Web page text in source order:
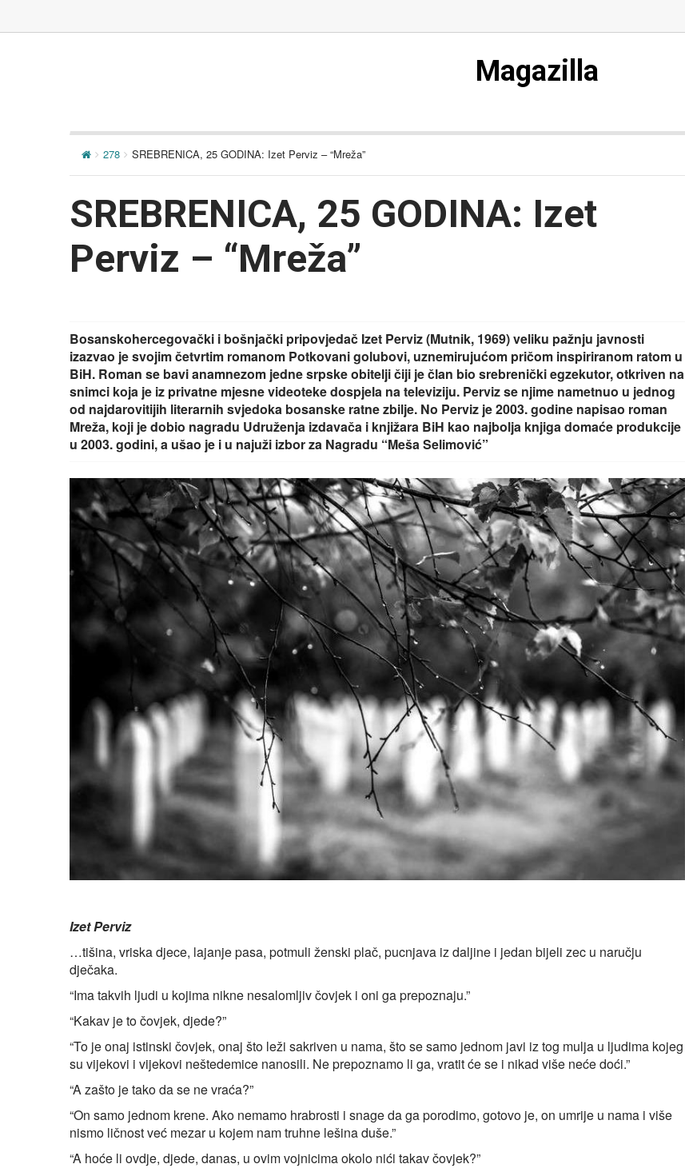
Magazilla
278 SREBRENICA, 25 GODINA: Izet Perviz – “Mreža”
SREBRENICA, 25 GODINA: Izet
Perviz – “Mreža”
Bosanskohercegovački i bošnjački pripovjedač Izet Perviz (Mutnik, 1969) veliku pažnju javnosti
izazvao je svojim četvrtim romanom Potkovani golubovi, uznemirujućom pričom inspiriranom ratom u
BiH. Roman se bavi anamnezom jedne srpske obitelji čiji je član bio srebrenički egzekutor, otkriven na
snimci koja je iz privatne mjesne videoteke dospjela na televiziju. Perviz se njime nametnuo u jednog
od najdarovitijih literarnih svjedoka bosanske ratne zbilje. No Perviz je 2003. godine napisao roman
Mreža, koji je dobio nagradu Udruženja izdavača i knjižara BiH kao najbolja knjiga domaće produkcije
u 2003. godini, a ušao je i u najuži izbor za Nagradu “Meša Selimović”
Izet Perviz
…tišina, vriska djece, lajanje pasa, potmuli ženski plač, pucnjava iz daljine i jedan bijeli zec u naručju
dječaka.
“Ima takvih ljudi u kojima nikne nesalomljiv čovjek i oni ga prepoznaju.”
“Kakav je to čovjek, djede?”
“To je onaj istinski čovjek, onaj što leži sakriven u nama, što se samo jednom javi iz tog mulja u ljudima kojeg
su vijekovi i vijekovi neštedemice nanosili. Ne prepoznamo li ga, vratit će se i nikad više neće doći.”
“A zašto je tako da se ne vraća?”
“On samo jednom krene. Ako nemamo hrabrosti i snage da ga porodimo, gotovo je, on umrije u nama i više
nismo ličnost već mezar u kojem nam truhne lešina duše.”
“A hoće li ovdje, djede, danas, u ovim vojnicima okolo nići takav čovjek?”